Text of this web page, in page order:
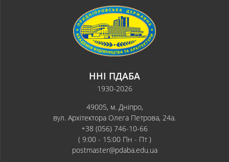
ННІ ПДАБА
1930-2026
49005, м. Дніпро,
вул. Архітектора Олега Петрова, 24а.
+38 (056) 746-10-66
( 9:00 - 15:00 Пн - Пт )
postmaster@pdaba.edu.ua